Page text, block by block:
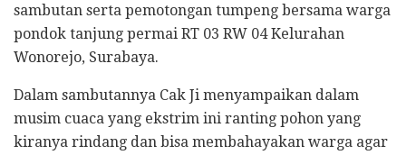
sambutan serta pemotongan tumpeng bersama warga
pondok tanjung permai RT 03 RW 04 Kelurahan
Wonorejo, Surabaya.
Dalam sambutannya Cak Ji menyampaikan dalam
musim cuaca yang ekstrim ini ranting pohon yang
kiranya rindang dan bisa membahayakan warga agar